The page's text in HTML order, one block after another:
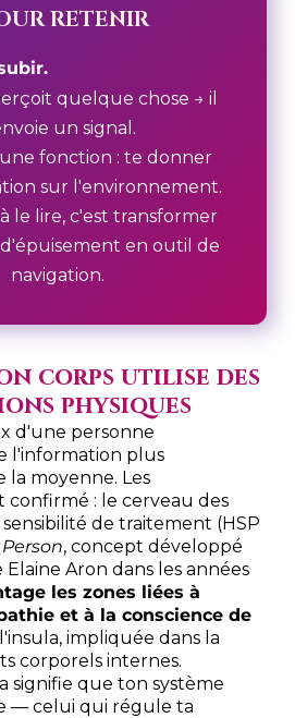
RETENIR
quelque chose → il
un signal.
une fonction : te donner
sur l'environnement.
le lire, c'est transformer
en outil de
navigation.
corps utilise des
physiques
d'une personne
l'information plus
moyenne. Les
confirmé : le cerveau des
de traitement (HSP
, concept développé
Aron dans les années
les zones liées à
et à la conscience de
impliquée dans la
corporels internes.
signifie que ton système
— celui qui régule ta